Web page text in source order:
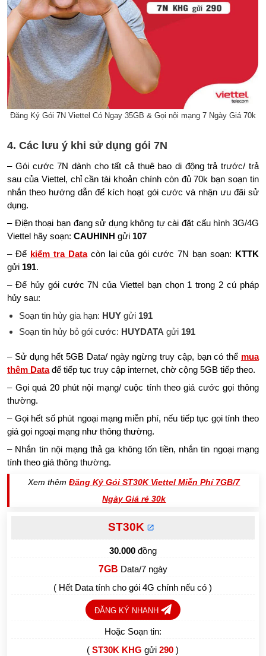
Đăng Ký Gói 7N Viettel Có Ngay 35GB & Gọi nội mạng 7 Ngày Giá 70k
4. Các lưu ý khi sử dụng gói 7N
– Gói cước 7N dành cho tất cả thuê bao di động trả trước/ trả
sau của Viettel, chỉ cần tài khoản chính còn đủ 70k bạn soạn tin
nhắn theo hướng dẫn để kích hoạt gói cước và nhận ưu đãi sử
dụng.
– Điện thoại bạn đang sử dụng không tự cài đặt cấu hình 3G/4G
Viettel hãy soạn:CAUHINH gửi 107
– Để kiểm tra Datacòn lại của gói cước 7N bạn soạn: KTTK
gửi 191.
– Để hủy gói cước 7N của Viettel bạn chọn 1 trong 2 cú pháp
hủy sau:
Soạn tin hủy gia hạn: HUY gửi 191
Soạn tin hủy bỏ gói cước: HUYDATA gửi 191
– Sử dụng hết 5GB Data/ ngày ngừng truy cập, bạn có thể mua
thêm Datađể tiếp tục truy cập internet, chờ cộng 5GB tiếp theo.
– Gọi quá 20 phút nội mạng/ cuộc tính theo giá cước gọi thông
thường.
– Gọi hết số phút ngoại mạng miễn phí, nếu tiếp tục gọi tính theo
giá gọi ngoại mạng như thông thường.
– Nhắn tin nội mạng thả ga không tốn tiền, nhắn tin ngoại mạng
tính theo giá thông thường.
Xem thêmĐăng Ký Gói ST30K Viettel Miễn Phí 7GB/7
Ngày Giá rẻ 30k
ST30K
30.000đồng
7GB Data/7 ngày
( Hết Data tính cho gói 4G chính nếu có )
ĐĂNG KÝ NHANH
Hoặc Soạn tin:
(ST30K KHG gửi290 )